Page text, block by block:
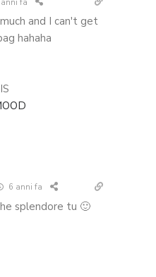
fa
and I can't get
hahaha
6 anni fa
splendore tu 🙂